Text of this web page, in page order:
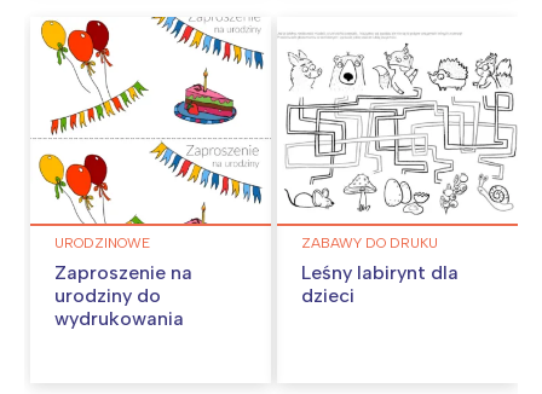
URODZINOWE
Zaproszenie na
urodziny do
wydrukowania
ZABAWY DO DRUKU
Leśny labirynt dla
dzieci